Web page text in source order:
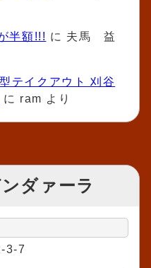
半額!!! に 夫馬 益
テイクアウト 刈谷
に ram より
ダァーラ
3-7